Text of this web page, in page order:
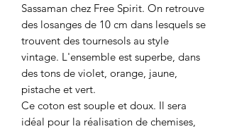
Sassaman chez Free Spirit. On retrouve
des losanges de 10 cm dans lesquels se
trouvent des tournesols au style
vintage. L'ensemble est superbe, dans
des tons de violet, orange, jaune,
pistache et vert.
Ce coton est souple et doux. Il sera
idéal pour la réalisation de chemises,